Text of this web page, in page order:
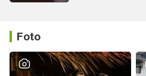
Foto